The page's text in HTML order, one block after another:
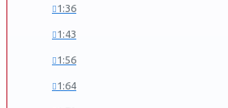
1:36
1:43
1:56
1:64